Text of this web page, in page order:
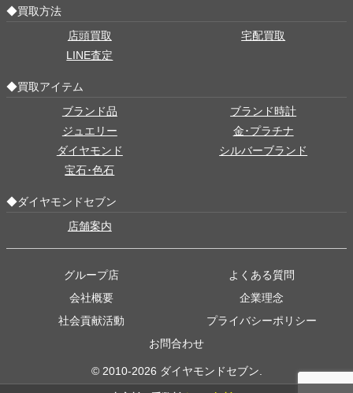
◆買取方法
店頭買取
宅配買取
LINE査定
◆買取アイテム
ブランド品
ブランド時計
ジュエリー
金･プラチナ
ダイヤモンド
シルバーブランド
宝石･色石
◆ダイヤモンドセブン
店舗案内
グループ店
よくある質問
会社概要
企業理念
社会貢献活動
プライバシーポリシー
お問合わせ
© 2010-2026 ダイヤモンドセブン.